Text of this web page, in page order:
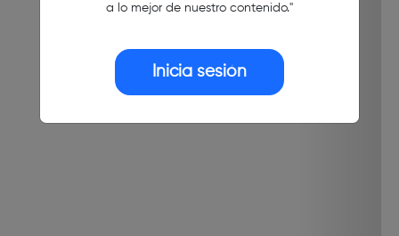
a lo mejor de nuestro contenido."
Inicia sesión